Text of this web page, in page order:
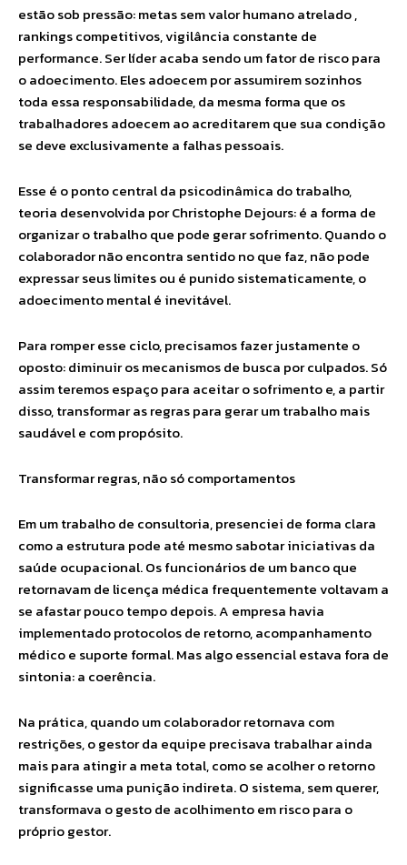
estão sob pressão: metas sem valor humano atrelado ,
rankings competitivos, vigilância constante de
performance. Ser líder acaba sendo um fator de risco para
o adoecimento. Eles adoecem por assumirem sozinhos
toda essa responsabilidade, da mesma forma que os
trabalhadores adoecem ao acreditarem que sua condição
se deve exclusivamente a falhas pessoais.
Esse é o ponto central da psicodinâmica do trabalho,
teoria desenvolvida por Christophe Dejours: é a forma de
organizar o trabalho que pode gerar sofrimento. Quando o
colaborador não encontra sentido no que faz, não pode
expressar seus limites ou é punido sistematicamente, o
adoecimento mental é inevitável.
Para romper esse ciclo, precisamos fazer justamente o
oposto: diminuir os mecanismos de busca por culpados. Só
assim teremos espaço para aceitar o sofrimento e, a partir
disso, transformar as regras para gerar um trabalho mais
saudável e com propósito.
Transformar regras, não só comportamentos
Em um trabalho de consultoria, presenciei de forma clara
como a estrutura pode até mesmo sabotar iniciativas da
saúde ocupacional. Os funcionários de um banco que
retornavam de licença médica frequentemente voltavam a
se afastar pouco tempo depois. A empresa havia
implementado protocolos de retorno, acompanhamento
médico e suporte formal. Mas algo essencial estava fora de
sintonia: a coerência.
Na prática, quando um colaborador retornava com
restrições, o gestor da equipe precisava trabalhar ainda
mais para atingir a meta total, como se acolher o retorno
significasse uma punição indireta. O sistema, sem querer,
transformava o gesto de acolhimento em risco para o
próprio gestor.